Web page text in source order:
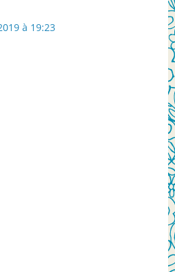
à 19:23